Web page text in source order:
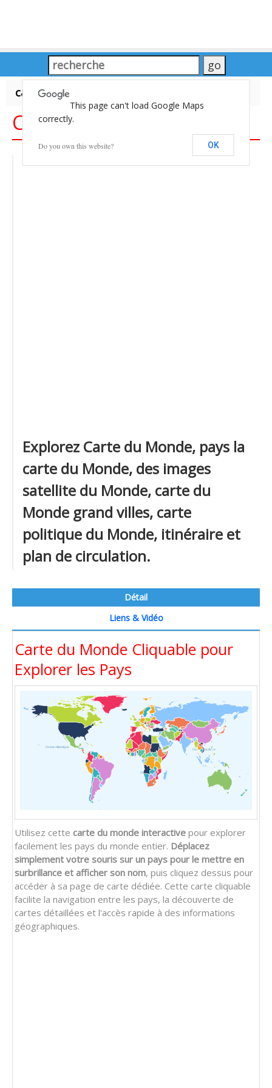
carte du Monde
Carte du Monde
Explorez Carte du Monde, pays la
carte du Monde, des images
satellite du Monde, carte du
Monde grand villes, carte
politique du Monde, itinéraire et
plan de circulation.
Détail
Liens & Vidéo
Carte du Monde Cliquable pour
Explorer les Pays
Océan Atlantique
Océan Pacifique
Océan Indien
Utilisez cette carte du monde interactive pour explorer
facilement les pays du monde entier. Déplacez
simplement votre souris sur un pays pour le mettre en
surbrillance et afficher son nom, puis cliquez dessus pour
accéder à sa page de carte dédiée. Cette carte cliquable
facilite la navigation entre les pays, la découverte de
cartes détaillées et l'accès rapide à des informations
géographiques.
This page can't load Google Maps
correctly.
Do you own this website? OK